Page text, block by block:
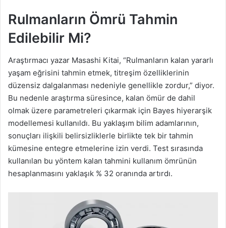
Rulmanların Ömrü Tahmin
Edilebilir Mi?
Araştırmacı yazar Masashi Kitai, “Rulmanların kalan yararlı
yaşam eğrisini tahmin etmek, titreşim özelliklerinin
düzensiz dalgalanması nedeniyle genellikle zordur,” diyor.
Bu nedenle araştırma süresince, kalan ömür de dahil
olmak üzere parametreleri çıkarmak için Bayes hiyerarşik
modellemesi kullanıldı. Bu yaklaşım bilim adamlarının,
sonuçları ilişkili belirsizliklerle birlikte tek bir tahmin
kümesine entegre etmelerine izin verdi. Test sırasında
kullanılan bu yöntem kalan tahmini kullanım ömrünün
hesaplanmasını yaklaşık % 32 oranında artırdı.